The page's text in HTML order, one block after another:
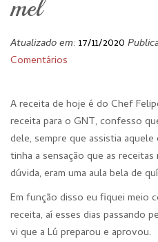
mel
Atualizado em:17/11/2020
Comentários
A receita de hoje é do Chef
receita para o GNT, confesso
dele, sempre que assistia
tinha a sensação que as
dúvida, eram uma aula bela de
Em função disso eu fiquei meio
receita, aí esses dias passando
vi que a Lú preparou e aprovou.